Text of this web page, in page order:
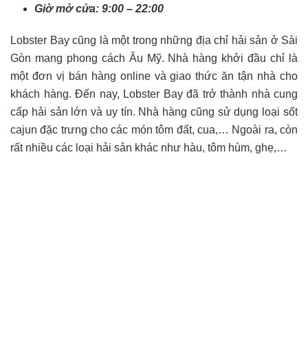
Giờ mở cửa: 9:00 – 22:00
Lobster Bay cũng là một trong những địa chỉ hải sản ở Sài
Gòn mang phong cách Âu Mỹ. Nhà hàng khởi đầu chỉ là
một đơn vị bán hàng online và giao thức ăn tận nhà cho
khách hàng. Đến nay, Lobster Bay đã trở thành nhà cung
cấp hải sản lớn và uy tín. Nhà hàng cũng sử dụng loại sốt
cajun đặc trưng cho các món tôm đất, cua,… Ngoài ra, còn
rất nhiều các loại hải sản khác như hàu, tôm hùm, ghẹ,…